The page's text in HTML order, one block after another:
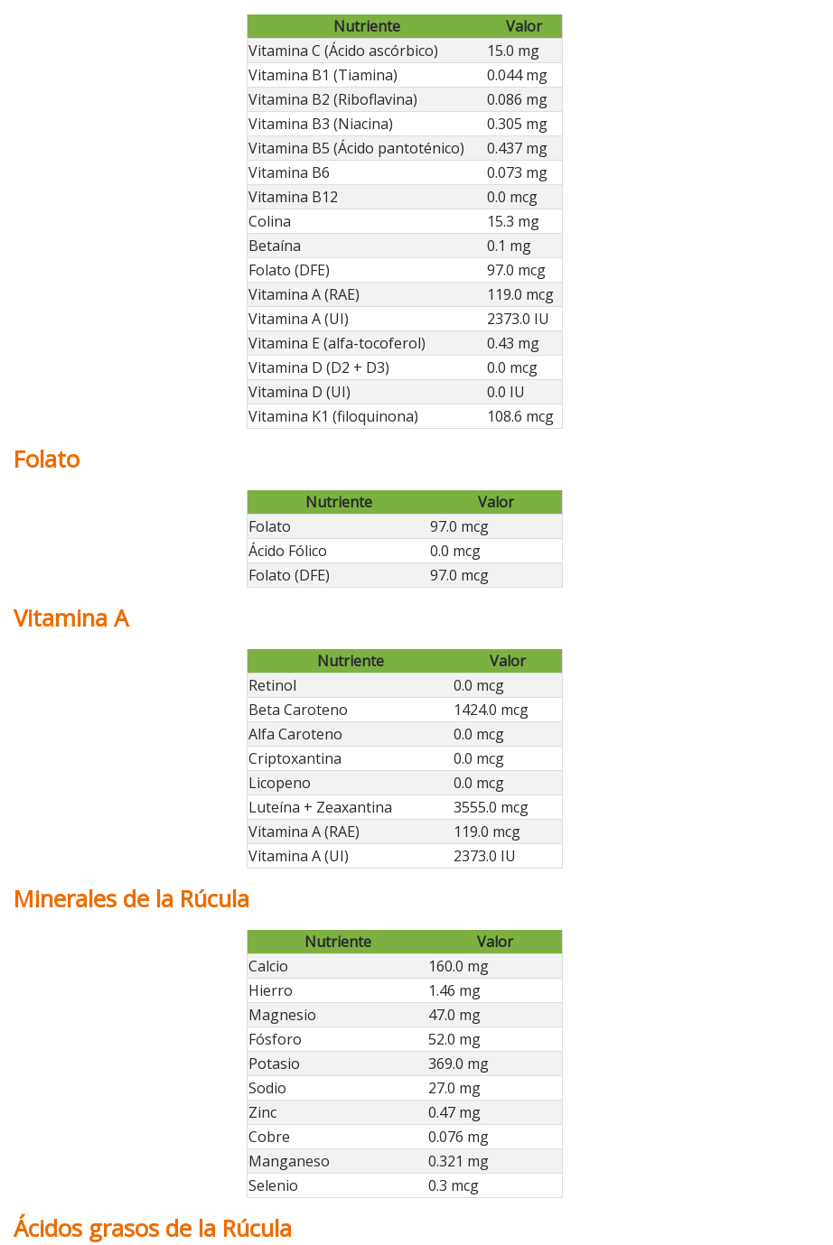
Nutriente
Valor
Vitamina C (Ácido ascórbico)
15.0 mg
Vitamina B1 (Tiamina)
0.044 mg
Vitamina B2 (Riboflavina)
0.086 mg
Vitamina B3 (Niacina)
0.305 mg
Vitamina B5 (Ácido pantoténico)
0.437 mg
Vitamina B6
0.073 mg
Vitamina B12
0.0 mcg
Colina
15.3 mg
Betaína
0.1 mg
Folato (DFE)
97.0 mcg
Vitamina A (RAE)
119.0 mcg
Vitamina A (UI)
2373.0 IU
Vitamina E (alfa-tocoferol)
0.43 mg
Vitamina D (D2 + D3)
0.0 mcg
Vitamina D (UI)
0.0 IU
Vitamina K1 (filoquinona)
108.6 mcg
Folato
Nutriente
Valor
Folato
97.0 mcg
Ácido Fólico
0.0 mcg
Folato (DFE)
97.0 mcg
Vitamina A
Nutriente
Valor
Retinol
0.0 mcg
Beta Caroteno
1424.0 mcg
Alfa Caroteno
0.0 mcg
Criptoxantina
0.0 mcg
Licopeno
0.0 mcg
Luteína + Zeaxantina
3555.0 mcg
Vitamina A (RAE)
119.0 mcg
Vitamina A (UI)
2373.0 IU
Minerales de la Rúcula
Nutriente
Valor
Calcio
160.0 mg
Hierro
1.46 mg
Magnesio
47.0 mg
Fósforo
52.0 mg
Potasio
369.0 mg
Sodio
27.0 mg
Zinc
0.47 mg
Cobre
0.076 mg
Manganeso
0.321 mg
Selenio
0.3 mcg
Ácidos grasos de la Rúcula